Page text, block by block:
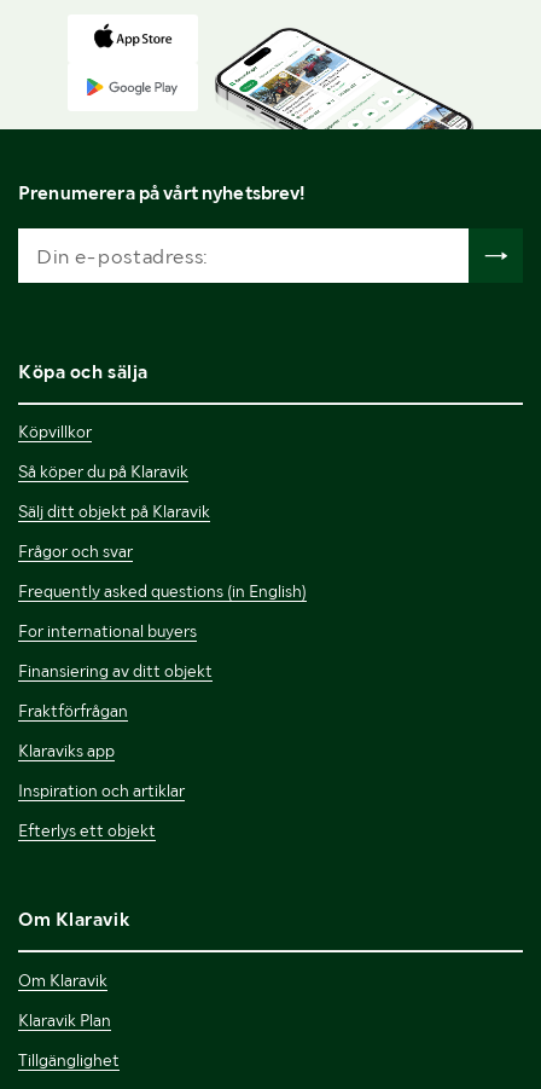
Prenumerera på vårt nyhetsbrev!
Köpa och sälja
Köpvillkor
Så köper du på Klaravik
Sälj ditt objekt på Klaravik
Frågor och svar
Frequently asked questions (in English)
For international buyers
Finansiering av ditt objekt
Fraktförfrågan
Klaraviks app
Inspiration och artiklar
Efterlys ett objekt
Om Klaravik
Om Klaravik
Klaravik Plan
Tillgänglighet